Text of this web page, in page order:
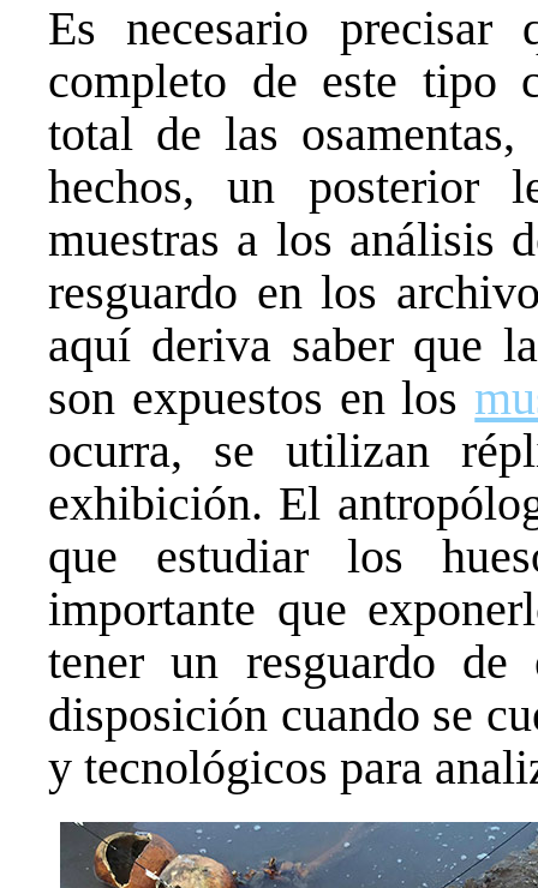
Es necesario precisar
completo de este tipo
total de las
hechos, un posterior
muestras a los análisis
resguardo en los
aquí deriva saber que
son expuestos en los
ocurra, se utilizan
exhibición. El
que estudiar los
importante que
tener un resguardo de
disposición cuando se
y tecnológicos para